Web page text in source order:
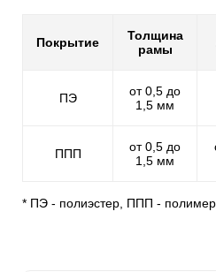
Покрытие
Толщина
рамы
ПЭ
от 0,5 до
1,5 мм
ППП
от 0,5 до
1,5 мм
* ПЭ - полиэстер, ППП -